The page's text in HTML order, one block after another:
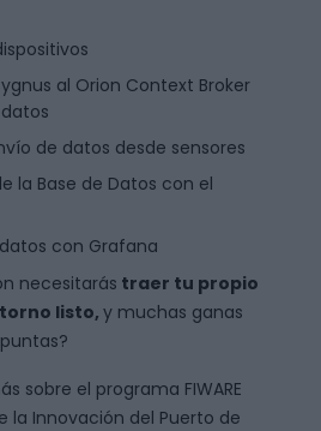
al Orion Context Broker
de datos desde sensores
la Base de Datos con el
con Grafana
necesitarás traer tu propio
listo, y muchas ganas
sobre el programa FIWARE
la Innovación del Puerto de